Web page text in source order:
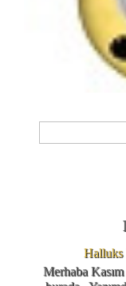
Halluks
Merhaba